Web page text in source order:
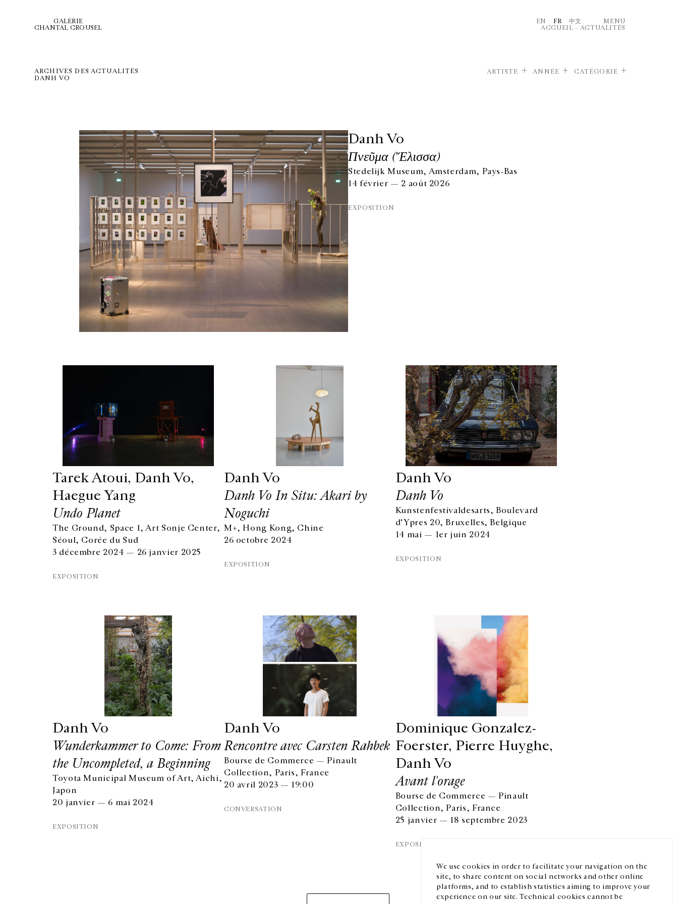
We use cookies in order to facilitate your navigation on the
site, to share content on social networks and other online
platforms, and to establish statistics aiming to improve your
experience on our site. Technical cookies cannot be
GALERIE
CHANTAL CROUSEL
EN FR 中文
MENU
ACCUEIL – ACTUALITÉS
ARCHIVES DES ACTUALITÉS
DANH VO
ARTISTE ANNÉE CATÉGORIE
Danh Vo
Πνεῦμα (Ἔλισσα)
Stedelijk Museum, Amsterdam, Pays-Bas
14 février — 2 août 2026
EXPOSITION
Tarek Atoui, Danh Vo,
Haegue Yang
Undo Planet
The Ground, Space 1, Art Sonje Center,
Séoul, Corée du Sud
3 décembre 2024 — 26 janvier 2025
EXPOSITION
Danh Vo
Danh Vo In Situ: Akari by
Noguchi
M+, Hong Kong, Chine
26 octobre 2024
EXPOSITION
Danh Vo
Danh Vo
Kunstenfestivaldesarts, Boulevard
d'Ypres 20, Bruxelles, Belgique
14 mai — 1er juin 2024
EXPOSITION
Danh Vo
Wunderkammer to Come: From
the Uncompleted, a Beginning
Toyota Municipal Museum of Art, Aichi,
Japon
20 janvier — 6 mai 2024
EXPOSITION
Danh Vo
Rencontre avec Carsten Rahbek
Bourse de Commerce — Pinault
Collection, Paris, France
20 avril 2023 — 19:00
CONVERSATION
Dominique Gonzalez-
Foerster, Pierre Huyghe,
Danh Vo
Avant l'orage
Bourse de Commerce — Pinault
Collection, Paris, France
25 janvier — 18 septembre 2023
EXPOSITION
GALERIE CHANTAL CROUSEL
+33 1 42 77 38 87
EN FR 中文
Inscrivez-vous à notre newsletter